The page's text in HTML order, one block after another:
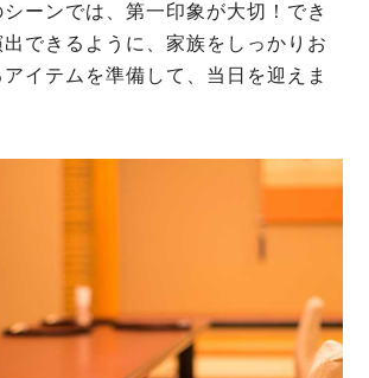
ーンでは、第一印象が大切！でき
できるように、家族をしっかりお
イテムを準備して、当日を迎えま